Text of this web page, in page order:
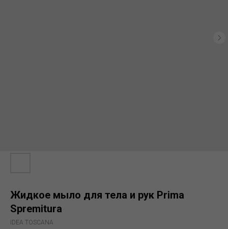
Жидкое мыло для тела и рук Prima
Spremitura
IDEA TOSCANA